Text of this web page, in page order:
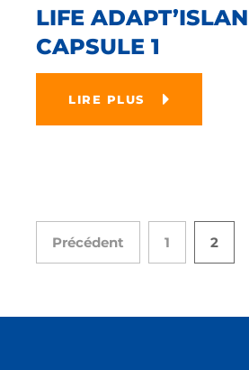
LIFE
CAPSULE 1
LIRE PLUS
Précédent 1 2